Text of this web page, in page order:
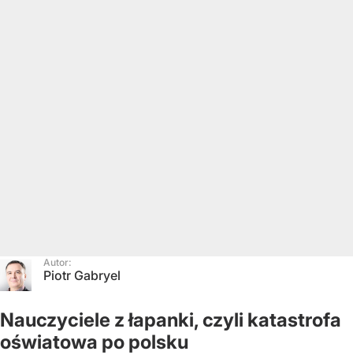
Autor:
Piotr Gabryel
Nauczyciele z łapanki, czyli katastrofa
oświatowa po polsku